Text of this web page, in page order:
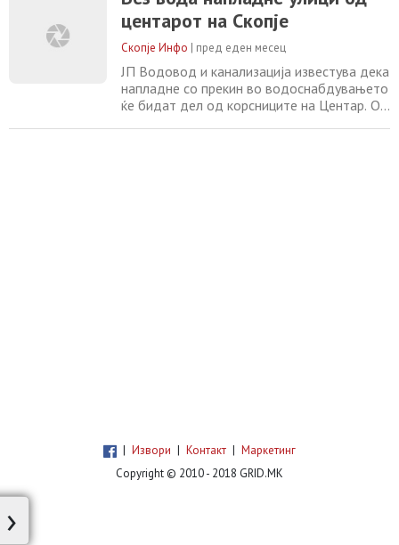
завршување на работните активности.
Исто така, поради дефект на приклучна
цевка 3/4 на ул.Темко Попов 14, прекинато
центарот на Скопје
Скопје Инфо | пред еден месец
ЈП Водовод и канализација известува дека
напладне со прекин во водоснабдувањето
ќе бидат дел од корсниците на Центар. Од
| Извори | Контакт | Маркетинг
Copyright © 2010 - 2018 GRID.MK
›